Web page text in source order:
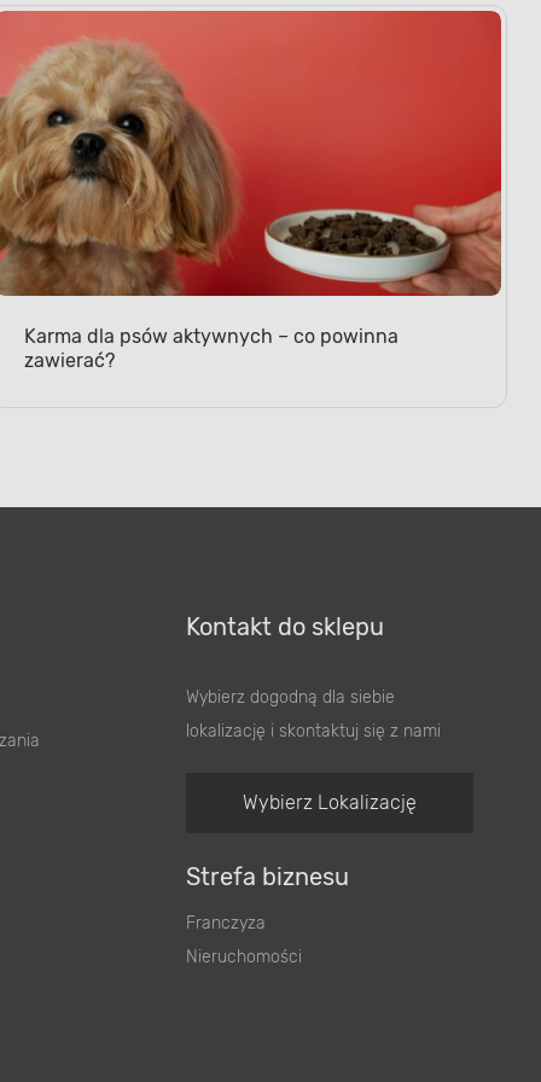
Karma dla psów aktywnych – co powinna
zawierać?
Kontakt do sklepu
Wybierz dogodną dla siebie
lokalizację i skontaktuj się z nami
Wybierz Lokalizację
Strefa biznesu
Franczyza
Nieruchomości